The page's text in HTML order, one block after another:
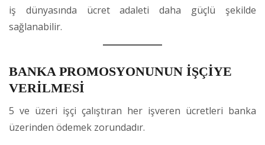
iş dünyasında ücret adaleti daha güçlü şekilde
sağlanabilir.
BANKA PROMOSYONUNUN İŞÇİYE
VERİLMESİ
5 ve üzeri işçi çalıştıran her işveren ücretleri banka
üzerinden ödemek zorundadır.